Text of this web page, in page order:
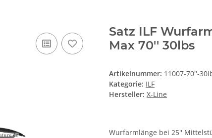
Satz ILF
Max 70'' 30lbs
Artikelnummer: 11007-70''-
Kategorie: ILF
Hersteller: X-Line
Wurfarmlänge bei 25''